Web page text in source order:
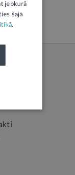
jebkurā
šajā
.